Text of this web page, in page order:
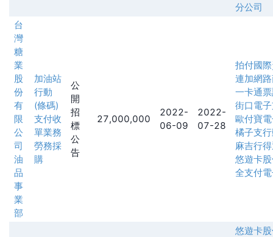
分公司
台
灣
糖
業
股
份
有
限
公
司
油
品
事
業
部
加油站
行動
(條碼)
支付收
單業務
勞務採
購
公
開
招
標
公
告
27,000,000
2022-
06-09
2022-
07-28
拍付國
連加網
一卡通
街口電
歐付寶
橘子支
麻吉行
悠遊卡
全支付
悠遊卡